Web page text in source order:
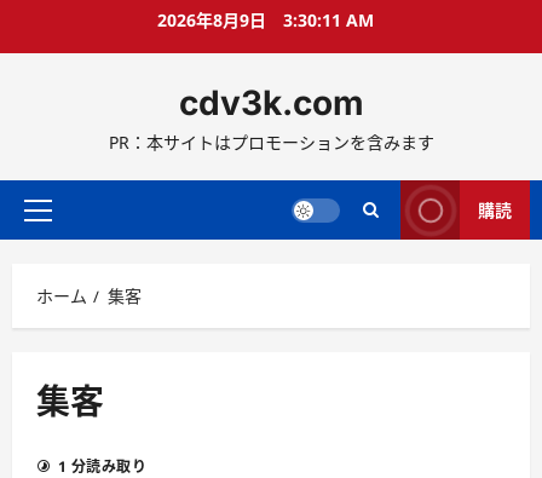
ス
ッ
2026年8月9日 3:30:11 AM
cdv3k.com
PR：本サイトはプロモーションを含みます
メ
メ
ニ
ー
購読
ホーム 集客
集客
1 分読み取り